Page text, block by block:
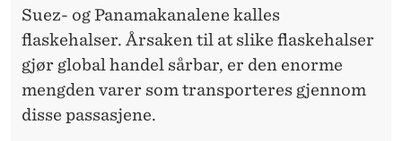
Suez- og Panamakanalene kalles
flaskehalser. Årsaken til at slike flaskehalser
gjør global handel sårbar, er den enorme
mengden varer som transporteres gjennom
disse passasjene.